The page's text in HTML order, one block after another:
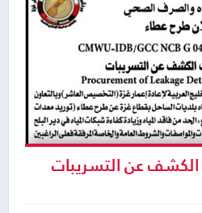
عن التسريبات